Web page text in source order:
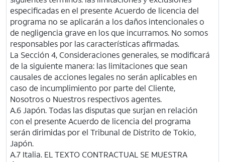
especificadas en el presente Acuerdo de licencia del
programa no se aplicarán a los daños intencionales o
de negligencia grave en los que incurramos. No somos
responsables por las características afirmadas.
La Sección 4, Consideraciones generales, se modificará
de la siguiente manera: las limitaciones que sean
causales de acciones legales no serán aplicables en
caso de incumplimiento por parte del Cliente,
Nosotros o Nuestros respectivos agentes.
A.6 Japón. Todas las disputas que surjan en relación
con el presente Acuerdo de licencia del programa
serán dirimidas por el Tribunal de Distrito de Tokio,
Japón.
A.7 Italia. EL TEXTO CONTRACTUAL SE MUESTRA